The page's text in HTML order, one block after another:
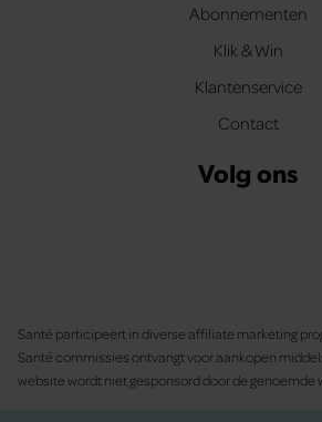
Abonnementen
Klik & Win
Klantenservice
Contact
Volg ons
Santé participeert in diverse affiliate marketing
Santé commissies ontvangt voor aankopen
website wordt niet gesponsord door de genoemde